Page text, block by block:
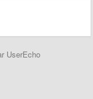
UserEcho